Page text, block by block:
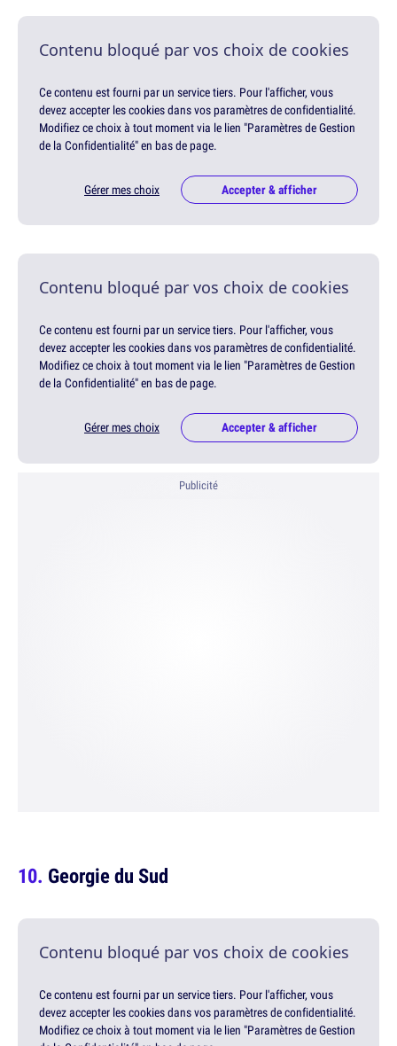
Contenu bloqué par vos choix de cookies
Ce contenu est fourni par un service tiers. Pour l'afficher, vous
devez accepter les cookies dans vos paramètres de confidentialité.
Modifiez ce choix à tout moment via le lien "Paramètres de Gestion
de la Confidentialité" en bas de page.
Gérer mes choix Accepter & afficher
Contenu bloqué par vos choix de cookies
Ce contenu est fourni par un service tiers. Pour l'afficher, vous
devez accepter les cookies dans vos paramètres de confidentialité.
Modifiez ce choix à tout moment via le lien "Paramètres de Gestion
de la Confidentialité" en bas de page.
Gérer mes choix Accepter & afficher
Publicité
Georgie du Sud
Contenu bloqué par vos choix de cookies
Ce contenu est fourni par un service tiers. Pour l'afficher, vous
devez accepter les cookies dans vos paramètres de confidentialité.
Modifiez ce choix à tout moment via le lien "Paramètres de Gestion